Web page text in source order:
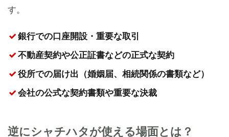
す。
銀行での口座開設・重要な取引
不動産契約や公正証書などの正式な契約
役所での届け出（婚姻届、相続関係の書類など）
会社の公式な契約書類や重要な決裁
逆にシャチハタが使える場面とは？